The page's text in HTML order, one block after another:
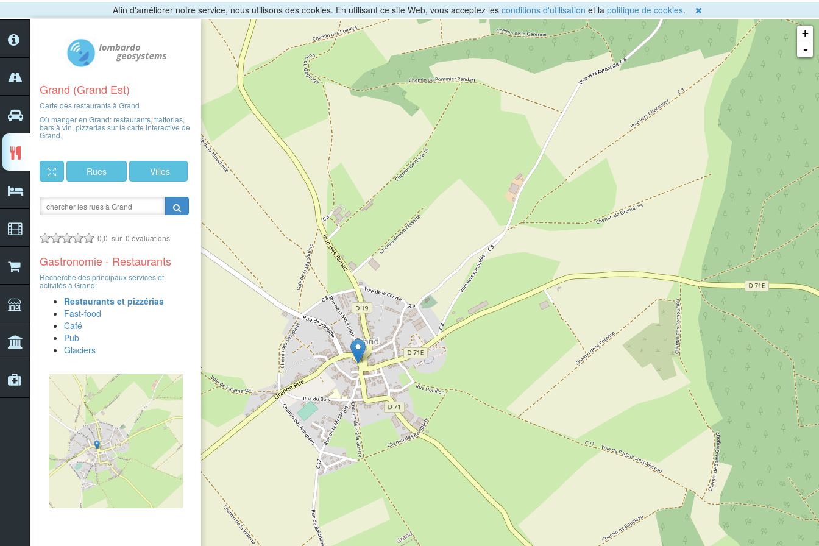
Afin d'améliorer notre service, nous utilisons des cookies. En utilisant ce site Web, vous acceptez les conditions d'utilisation et la politique de cookies.
+
-
Grand (Grand Est)
Carte des restaurants à Grand
Où manger en Grand: restaurants, trattorias,
bars à vin, pizzerias sur la carte interactive de
Grand.
Rues Villes
0,0 sur 0 évaluations
Gastronomie - Restaurants
Recherche des principaux services et
activités à Grand:
Restaurants et pizzérias
Fast-food
Café
Pub
Glaciers